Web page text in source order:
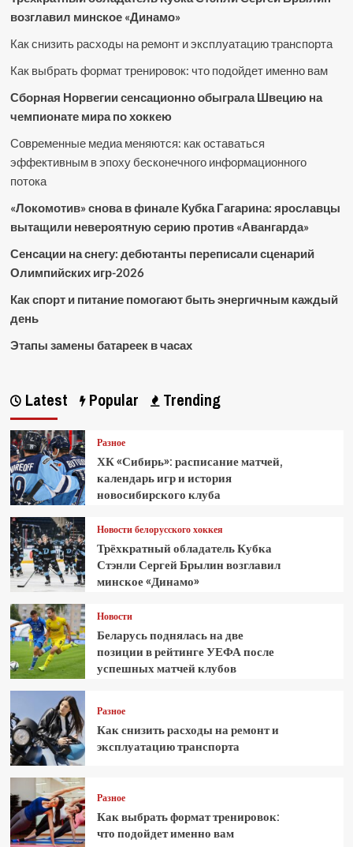
возглавил минское «Динамо»
Как снизить расходы на ремонт и эксплуатацию транспорта
Как выбрать формат тренировок: что подойдет именно вам
Сборная Норвегии сенсационно обыграла Швецию на
чемпионате мира по хоккею
Современные медиа меняются: как оставаться
эффективным в эпоху бесконечного информационного
потока
«Локомотив» снова в финале Кубка Гагарина: ярославцы
вытащили невероятную серию против «Авангарда»
Сенсации на снегу: дебютанты переписали сценарий
Олимпийских игр-2026
Как спорт и питание помогают быть энергичным каждый
день
Этапы замены батареек в часах
Latest Popular Trending
Разное
ХК «Сибирь»: расписание матчей,
календарь игр и история
новосибирского клуба
Новости белорусского хоккея
Трёхкратный обладатель Кубка
Стэнли Сергей Брылин возглавил
минское «Динамо»
Новости
Беларусь поднялась на две
позиции в рейтинге УЕФА после
успешных матчей клубов
Разное
Как снизить расходы на ремонт и
эксплуатацию транспорта
Разное
Как выбрать формат тренировок:
что подойдет именно вам